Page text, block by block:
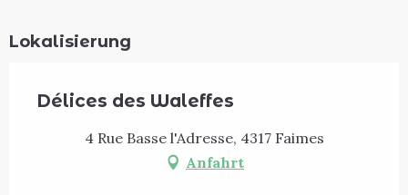
Lokalisierung
Délices des Waleffes
4 Rue Basse l'Adresse, 4317 Faimes
Anfahrt